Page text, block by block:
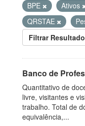
BPE
Ativos
QRSTAE
Filtrar
Banco de
Quantitativo de
livre, visitantes e
trabalho. Total de
equivalência,...